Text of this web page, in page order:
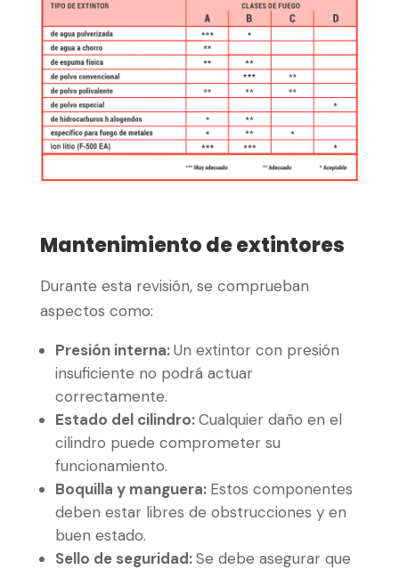
Mantenimiento de extintores
Durante esta revisión, se comprueban
aspectos como:
Presión interna:Un extintor con presión
insuficiente no podrá actuar
correctamente.
Estado del cilindro:Cualquier daño en el
cilindro puede comprometer su
funcionamiento.
Boquilla y manguera: Estos componentes
deben estar libres de obstrucciones y en
buen estado.
Sello de seguridad:Se debe asegurar que